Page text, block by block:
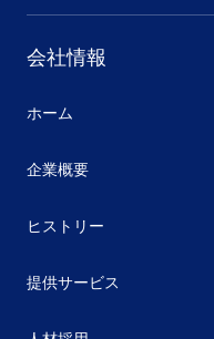
会社情報
ホーム
企業概要
ヒストリー
提供サービス